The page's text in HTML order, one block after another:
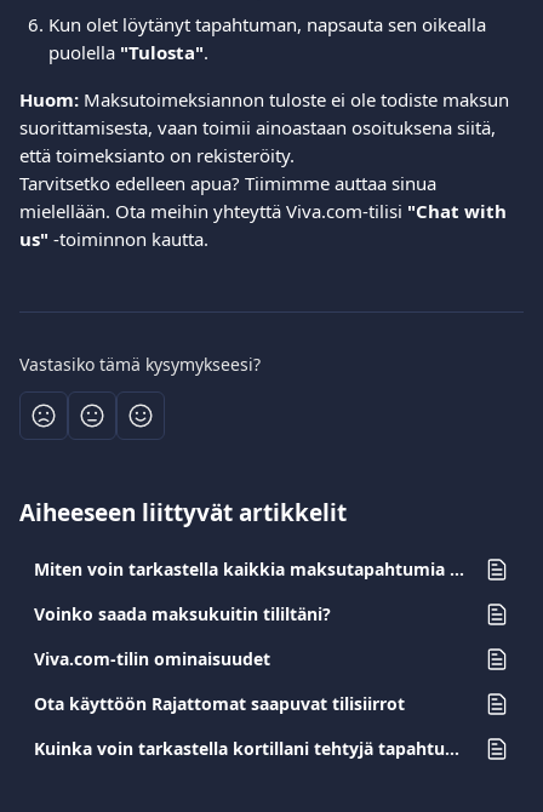
Kun olet löytänyt tapahtuman, napsauta sen oikealla
puolella "Tulosta".
Huom: Maksutoimeksiannon tuloste ei ole todiste maksun
suorittamisesta, vaan toimii ainoastaan osoituksena siitä,
että toimeksianto on rekisteröity.
Tarvitsetko edelleen apua? Tiimimme auttaa sinua
mielellään. Ota meihin yhteyttä Viva.com-tilisi "Chat with
us" -toiminnon kautta.
Vastasiko tämä kysymykseesi?
Aiheeseen liittyvät artikkelit
Miten voin tarkastella kaikkia maksutapahtumia yritystililläni?
Voinko saada maksukuitin tililtäni?
Viva.com-tilin ominaisuudet
Ota käyttöön Rajattomat saapuvat tilisiirrot
Kuinka voin tarkastella kortillani tehtyjä tapahtumia?